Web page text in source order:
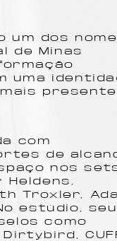
um dos
de Minas
uma
presente
com
de
nos
Heldens,
Troxler,
estúdio, seu
como